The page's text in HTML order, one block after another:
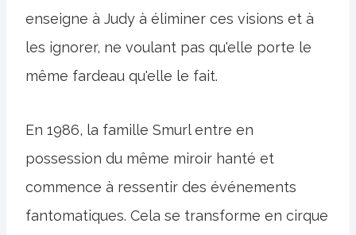
enseigne à Judy à éliminer ces visions et à
les ignorer, ne voulant pas qu'elle porte le
même fardeau qu'elle le fait.
En 1986, la famille Smurl entre en
possession du même miroir hanté et
commence à ressentir des événements
fantomatiques. Cela se transforme en cirque